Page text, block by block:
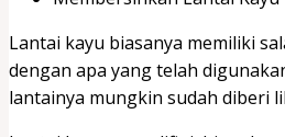
Lantai kayu biasanya memiliki
dengan apa yang telah
lantainya mungkin sudah diberi